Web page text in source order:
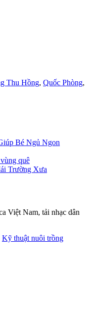
Thu Hồng, Quốc Phòng,
Bé Ngủ Ngon
quê
Trường Xưa
Việt Nam, tải nhạc dân
Kỹ thuật nuôi trồng